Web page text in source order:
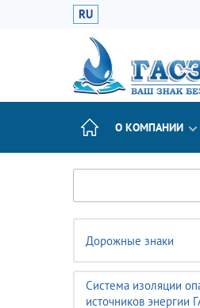
RU
О КОМПАНИИ
Дорожные знаки
Система изоляции
источников энергии